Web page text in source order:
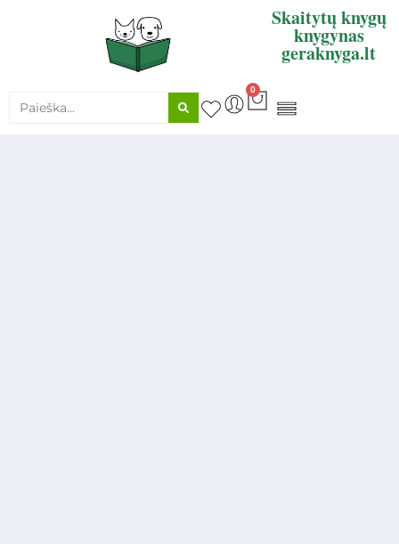
Skaitytų knygų
knygynas
geraknyga.lt
0